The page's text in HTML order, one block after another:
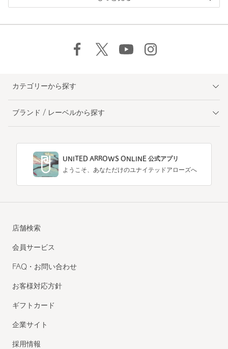
カテゴリーから探す
ブランド / レーベルから探す
UNITED ARROWS ONLINE 公式アプリ
ようこそ、あなただけのユナイテッドアローズへ
店舗検索
会員サービス
FAQ・お問い合わせ
お客様対応方針
ギフトカード
企業サイト
採用情報